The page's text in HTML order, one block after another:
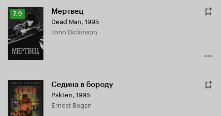
Рейтинг
Кинопоиска
7.9
7.9 Мертвец
Dead Man, 1995
John Dickinson
Седина в бороду
Pakten, 1995
Ernest Bogan